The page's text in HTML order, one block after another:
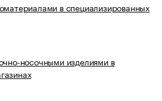
в специализированных
носочными изделиями в